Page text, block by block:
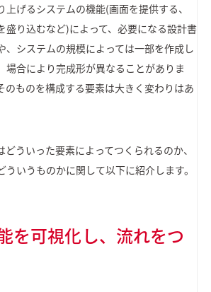
げるシステムの機能(画面を提供する、
盛り込むなど)によって、必要になる設計書
、システムの規模によっては一部を作成し
場合により完成形が異なることがありま
のものを構成する要素は大きく変わりはあ
ういった要素によってつくられるのか、
いうものかに関して以下に紹介します。
を可視化し、流れをつ